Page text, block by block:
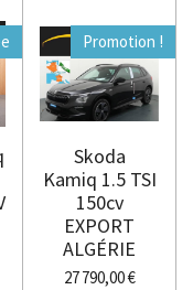
Promotion !
Skoda
Kamiq 1.5 TSI
150cv
EXPORT
ALGÉRIE
27 790,00 €